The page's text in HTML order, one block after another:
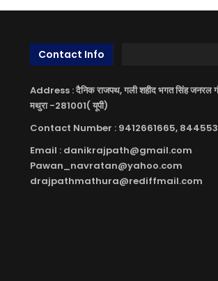
Contact Info
Address : दैनिक राजपथ, गली शहीद भगत सिंह जनरल
मथुरा -281001( यूपी)
Contact Number : 9412661665,
Email : danikrajpath@gmail.com
Pawan_navratan@yahoo.com
drajpathmathura@rediffmail.com